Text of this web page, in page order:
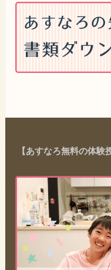
【あすなろ無料の体験